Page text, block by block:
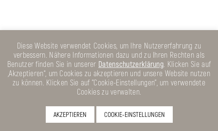
KONTAKT
Diese Website verwendet Cookies, um Ihre Nutzererfahrung zu
verbessern. Nähere Informationen dazu und zu Ihren Rechten als
Benutzer finden Sie in unserer Datenschutzerklärung . Klicken Sie auf
„Akzeptieren“, um Cookies zu akzeptieren und unsere Website nutzen
zu können. Klicken Sie auf "Cookie-Einstellungen", um verwendete
Cookies zu verwalten.
AKZEPTIEREN COOKIE-EINSTELLUNGEN